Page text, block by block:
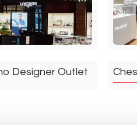
Designer Outlet